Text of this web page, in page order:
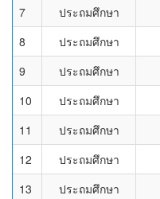
7
ประถมศึกษา
8
ประถมศึกษา
9
ประถมศึกษา
10
ประถมศึกษา
11
ประถมศึกษา
12
ประถมศึกษา
13
ประถมศึกษา